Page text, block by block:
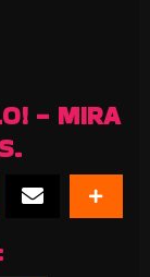
- MIRA